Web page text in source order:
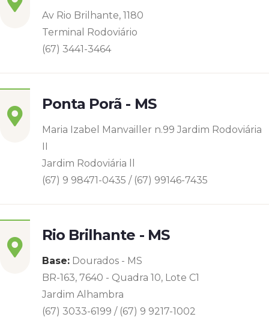
Av Rio Brilhante, 1180
Terminal Rodoviário
(67) 3441-3464
Ponta Porã - MS
Maria Izabel Manvailler n.99 Jardim Rodoviária
II
Jardim Rodoviária ll
(67) 9 98471-0435 / (67) 99146-7435
Rio Brilhante - MS
Base: Dourados - MS
BR-163, 7640 - Quadra 10, Lote C1
Jardim Alhambra
(67) 3033-6199 / (67) 9 9217-1002